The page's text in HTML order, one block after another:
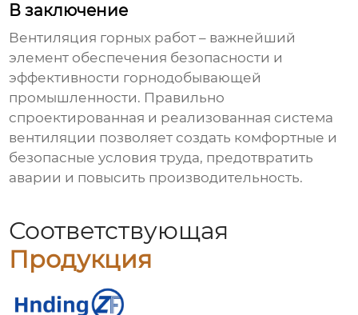
В заключение
Вентиляция горных работ – важнейший
элемент обеспечения безопасности и
эффективности горнодобывающей
промышленности. Правильно
спроектированная и реализованная система
вентиляции позволяет создать комфортные и
безопасные условия труда, предотвратить
аварии и повысить производительность.
Соответствующая
Продукция